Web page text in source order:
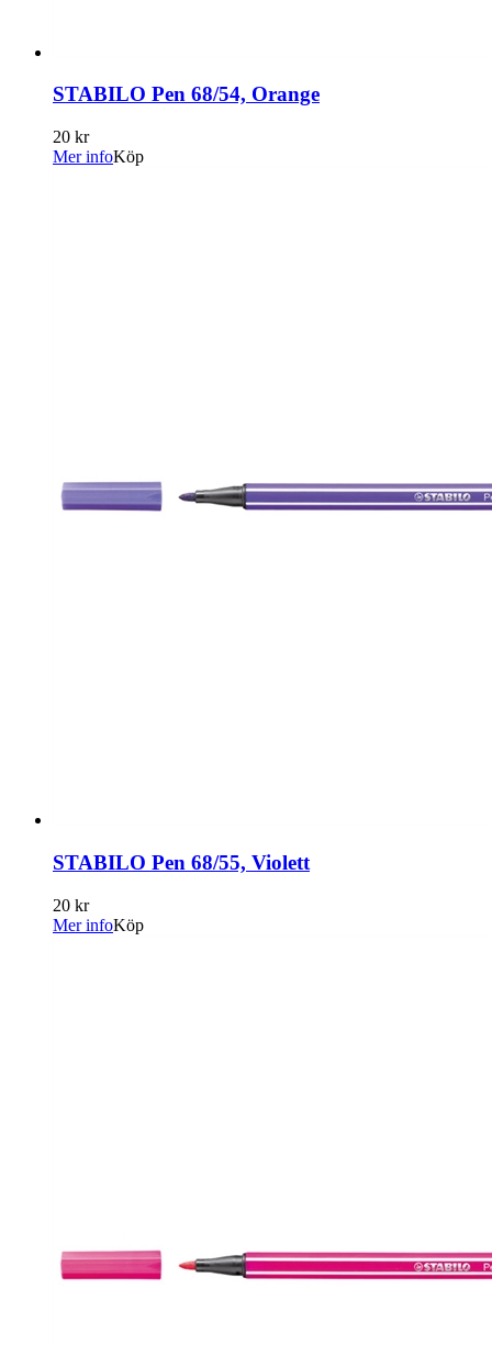
STABILO Pen 68/54, Orange
20 kr
Mer infoKöp
STABILO Pen 68/55, Violett
20 kr
Mer infoKöp